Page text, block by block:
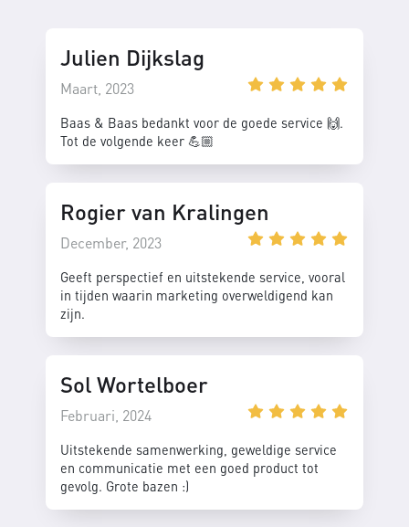
Julien Dijkslag
Maart, 2023
Baas & Baas bedankt voor de goede service 🙌.
Tot de volgende keer 💪🏼
Rogier van Kralingen
December, 2023
Geeft perspectief en uitstekende service, vooral
in tijden waarin marketing overweldigend kan
zijn.
Sol Wortelboer
Februari, 2024
Uitstekende samenwerking, geweldige service
en communicatie met een goed product tot
gevolg. Grote bazen :)